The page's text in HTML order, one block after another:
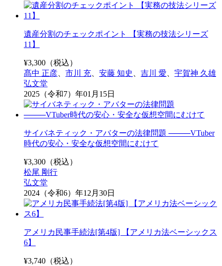
遺産分割のチェックポイント 【実務の技法シリーズ
11】
¥3,300 （税込）
髙中 正彦
市川 充 安藤 知史 吉川 愛
宇賀神 久雄
弘文堂
2025（令和7）年01月15日
サイバネティック・アバターの法律問題 ────VTuber
時代の安心・安全な仮想空間にむけて
¥3,300 （税込）
松尾 剛行
弘文堂
2024（令和6）年12月30日
アメリカ民事手続法[第4版] 【アメリカ法ベーシックス
6】
¥3,740 （税込）